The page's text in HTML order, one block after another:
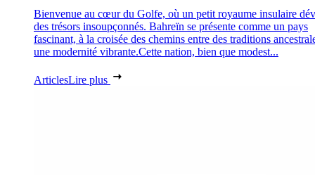
Bienvenue au cœur du Golfe, où un petit royaume insulaire
des trésors insoupçonnés. Bahreïn se présente comme un pays
fascinant, à la croisée des chemins entre des traditions
une modernité vibrante.Cette nation, bien que modest...
ArticlesLire plus